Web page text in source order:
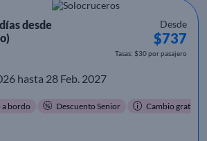
desde
Desde
$737
Tasas: $30 por pasajero
hasta 28 Feb. 2027
bordo Descuento Senior Cambio gratis